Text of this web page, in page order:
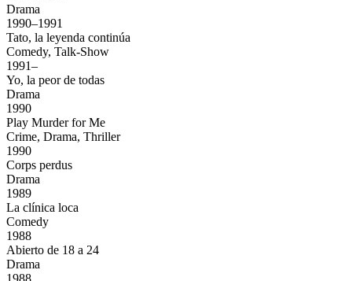
Drama
1990–1991
Tato, la leyenda continúa
Comedy, Talk-Show
1991–
Yo, la peor de todas
Drama
1990
Play Murder for Me
Crime, Drama, Thriller
1990
Corps perdus
Drama
1989
La clínica loca
Comedy
1988
Abierto de 18 a 24
Drama